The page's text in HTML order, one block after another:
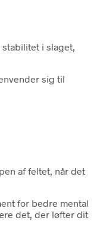
i slaget,
sig til
af feltet, når det
for bedre mental
det, der løfter dit